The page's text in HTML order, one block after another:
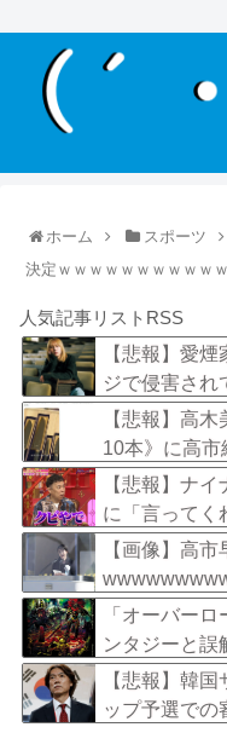
ホーム スポーツ
決定ｗｗｗｗｗｗｗｗｗｗ
人気記事リストRSS
【悲報】愛
ジで侵害さ
我々が払って
【悲報】高
10本》に高市
ｗｗ
【悲報】ナ
に「言ってく
イトやった
【画像】高
「オーバー
ンタジーと誤
ｗｗｗｗｗｗ
【悲報】韓
ップ予選での